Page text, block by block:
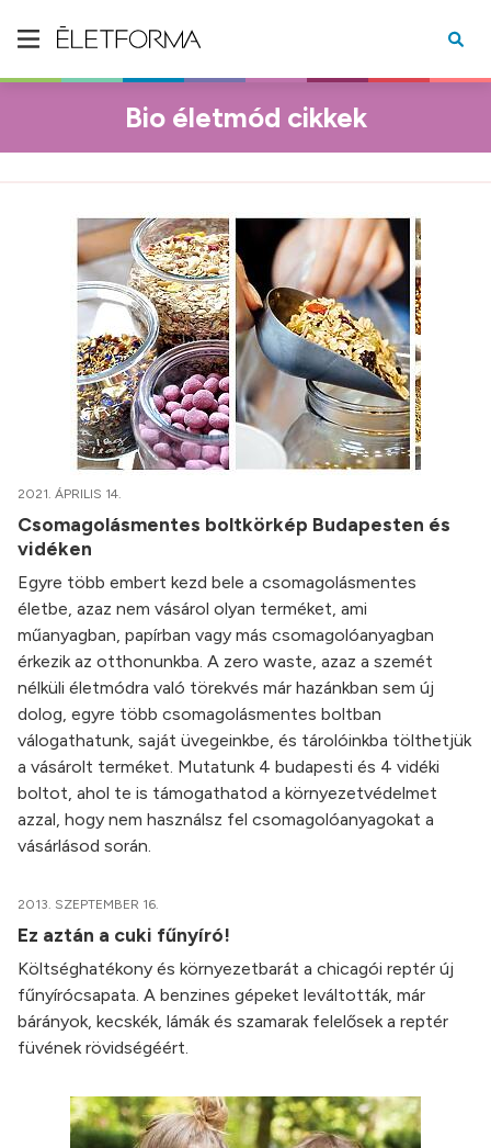
Bio életmód cikkek
2021. ÁPRILIS 14.
Csomagolásmentes boltkörkép Budapesten és
vidéken
Egyre több embert kezd bele a csomagolásmentes
életbe, azaz nem vásárol olyan terméket, ami
műanyagban, papírban vagy más csomagolóanyagban
érkezik az otthonunkba. A zero waste, azaz a szemét
nélküli életmódra való törekvés már hazánkban sem új
dolog, egyre több csomagolásmentes boltban
válogathatunk, saját üvegeinkbe, és tárolóinkba tölthetjük
a vásárolt terméket. Mutatunk 4 budapesti és 4 vidéki
boltot, ahol te is támogathatod a környezetvédelmet
azzal, hogy nem használsz fel csomagolóanyagokat a
vásárlásod során.
2013. SZEPTEMBER 16.
Ez aztán a cuki fűnyíró!
Költséghatékony és környezetbarát a chicagói reptér új
fűnyírócsapata. A benzines gépeket leváltották, már
bárányok, kecskék, lámák és szamarak felelősek a reptér
füvének rövidségéért.